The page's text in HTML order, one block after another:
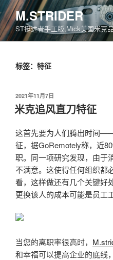
跳
至
内
容
M.STRIDER
ST挺进者手工版,Mick美国米克
标签：特征
发
布
于
2021年11月7日
米克追风直刀特征
这首先要为人们腾出时间
征，据GoRemotely称，近
职。同一项研究发现，由于
不满意。这使得任何组织都
看，这样做还有几个关键好
更换该人的成本可能是员工
当您的离职率很高时，
和幸福可以提高企业的底线